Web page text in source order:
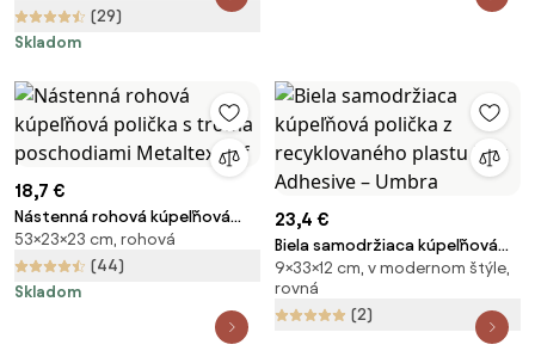
Genova – Wenko
(29)
Skladom
18,7 €
Nástenná rohová kúpeľňová
polička s troma poschodiami
Metaltex Ref
53×23×23 cm, rohová
(44)
Skladom
23,4 €
Biela samodržiaca kúpeľňová
polička z recyklovaného plastu
Flex Adhesive – Umbra
9×33×12 cm, v modernom štýle,
rovná
(2)